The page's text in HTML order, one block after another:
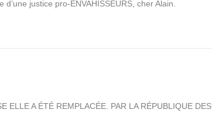
justice pro-ENVAHISSEURS, cher Alain.
ELLE A ÉTÉ REMPLACÉE. PAR LA RÉPUBLIQUE DES